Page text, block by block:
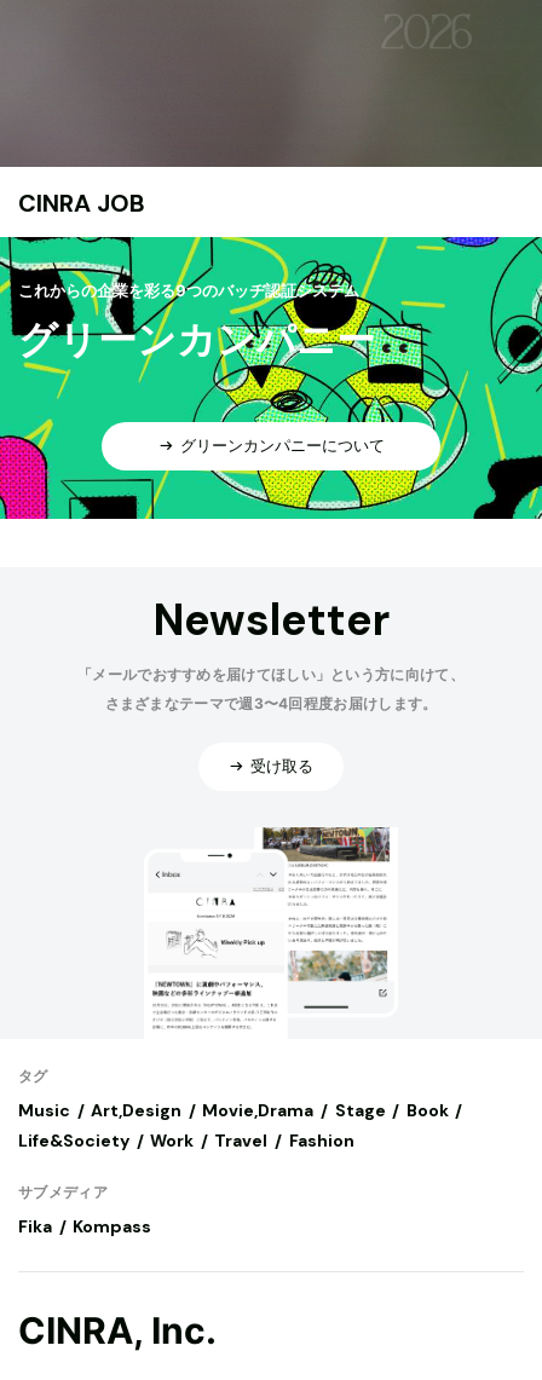
CINRA JOB
これからの企業を彩る9つのバッヂ認証システム
グリーンカンパニー
グリーンカンパニーについて
Newsletter
「メールでおすすめを届けてほしい」という方に向けて、
さまざまなテーマで週3〜4回程度お届けします。
受け取る
タグ
Music Art,Design Movie,Drama Stage
Book
Life&Society
Work Travel Fashion
サブメディア
Fika Kompass
CINRA, Inc.